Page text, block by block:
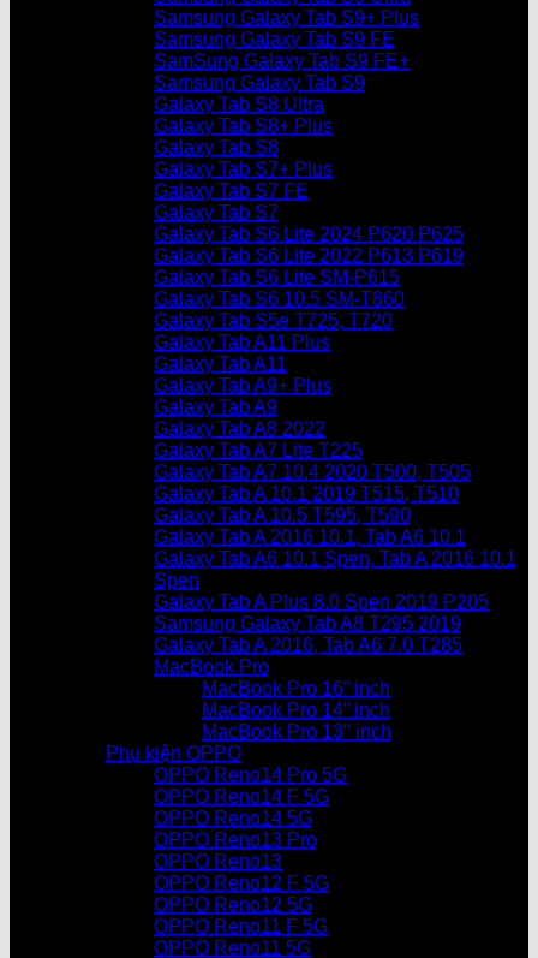
Samsung Galaxy Tab S9+ Plus
Samsung Galaxy Tab S9 FE
SamSung Galaxy Tab S9 FE+
Samsung Galaxy Tab S9
Galaxy Tab S8 Ultra
Galaxy Tab S8+ Plus
Galaxy Tab S8
Galaxy Tab S7+ Plus
Galaxy Tab S7 FE
Galaxy Tab S7
Galaxy Tab S6 Lite 2024 P620 P625
Galaxy Tab S6 Lite 2022 P613 P619
Galaxy Tab S6 Lite SM-P615
Galaxy Tab S6 10.5 SM-T860
Galaxy Tab S5e T725, T720
Galaxy Tab A11 Plus
Galaxy Tab A11
Galaxy Tab A9+ Plus
Galaxy Tab A9
Galaxy Tab A8 2022
Galaxy Tab A7 Lite T225
Galaxy Tab A7 10.4 2020 T500, T505
Galaxy Tab A 10.1 2019 T515, T510
Galaxy Tab A 10.5 T595, T590
Galaxy Tab A 2016 10.1, Tab A6 10.1
Galaxy Tab A6 10.1 Spen, Tab A 2016 10.1
Spen
Galaxy Tab A Plus 8.0 Spen 2019 P205
Samsung Galaxy Tab A8 T295 2019
Galaxy Tab A 2016, Tab A6 7.0 T285
MacBook Pro
MacBook Pro 16” inch
MacBook Pro 14” inch
MacBook Pro 13″ inch
Phụ kiện OPPO
OPPO Reno14 Pro 5G
OPPO Reno14 F 5G
OPPO Reno14 5G
OPPO Reno13 Pro
OPPO Reno13
OPPO Reno12 F 5G
OPPO Reno12 5G
OPPO Reno11 F 5G
OPPO Reno11 5G